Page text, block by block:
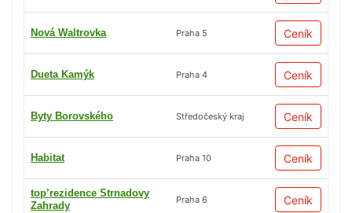
Nová Waltrovka Praha 5 Ceník
Dueta Kamýk Praha 4 Ceník
Byty Borovského Středočeský kraj Ceník
Habitat Praha 10 Ceník
top’rezidence Strnadovy
Zahrady
Praha 6 Ceník